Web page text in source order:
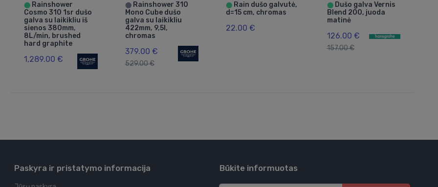
⬤ Rainshower
Cosmo 310 1sr dušo
galva su laikikliu iš
sienos 380mm,
8L/min, brushed
hard graphite
1,289.00 €
⬤Rainshower 310
Mono Cube dušo
galva su laikikliu
422mm, 9,5l,
chromas
379.00 €
529.00 €
⬤ Rain dušo galvutė,
d=15 cm, chromas
22.00 €
⬤Dušo galva Vernis
Blend 200, juoda
matinė
126.00 €
157.00 €
Paskyra ir pristatymo informacija Būkite informuotas